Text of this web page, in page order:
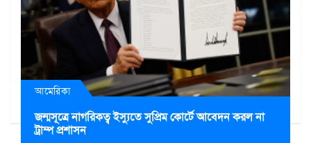
আমেরিকা
জন্মসূত্রে নাগরিকত্ব ইস্যুতে সুপ্রিম কোর্টে আবেদন করল না
ট্রাম্প প্রশাসন